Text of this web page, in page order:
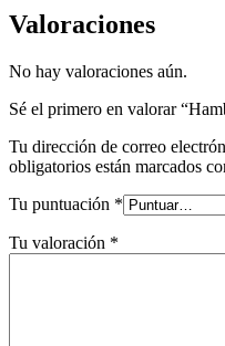
Valoraciones
No hay valoraciones aún.
Sé el primero en valorar
Tu dirección de correo
obligatorios están marcados
Tu puntuación *
Tu valoración *